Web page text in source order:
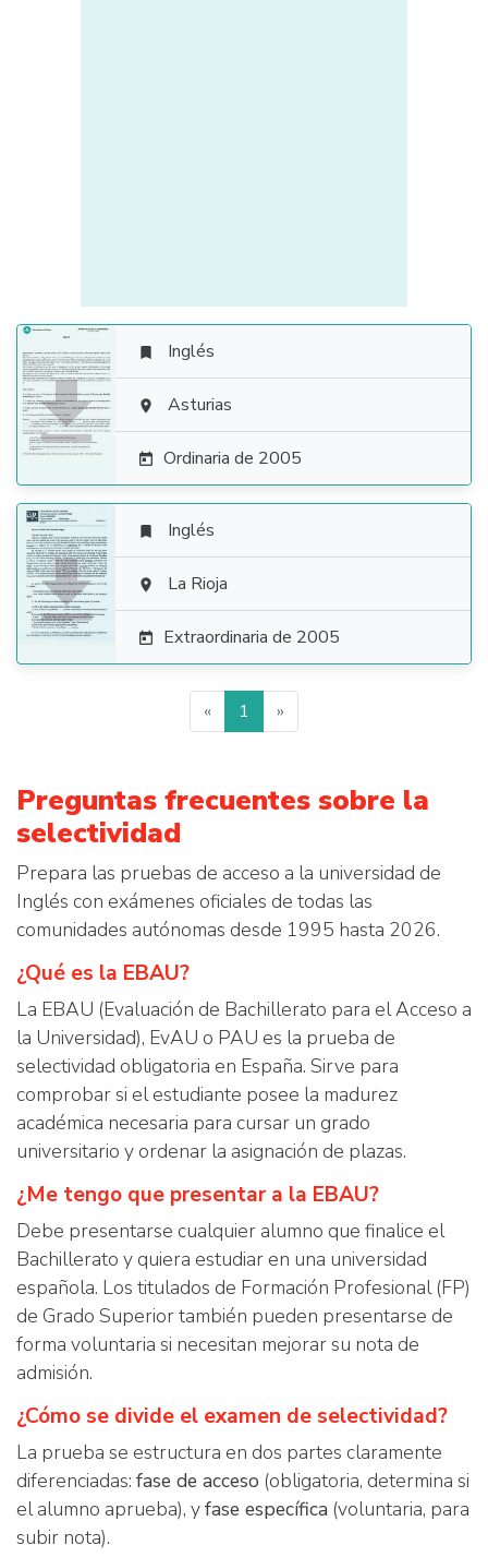

 Inglés
 Asturias
 Ordinaria de 2005

 Inglés
 La Rioja
 Extraordinaria de 2005
« 1 »
Preguntas frecuentes sobre la
selectividad
Prepara las pruebas de acceso a la universidad de
Inglés con exámenes oficiales de todas las
comunidades autónomas desde 1995 hasta 2026.
¿Qué es la EBAU?
La EBAU (Evaluación de Bachillerato para el Acceso a
la Universidad), EvAU o PAU es la prueba de
selectividad obligatoria en España. Sirve para
comprobar si el estudiante posee la madurez
académica necesaria para cursar un grado
universitario y ordenar la asignación de plazas.
¿Me tengo que presentar a la EBAU?
Debe presentarse cualquier alumno que finalice el
Bachillerato y quiera estudiar en una universidad
española. Los titulados de Formación Profesional (FP)
de Grado Superior también pueden presentarse de
forma voluntaria si necesitan mejorar su nota de
admisión.
¿Cómo se divide el examen de selectividad?
La prueba se estructura en dos partes claramente
diferenciadas: fase de acceso (obligatoria, determina si
el alumno aprueba), yfase específica (voluntaria, para
subir nota).